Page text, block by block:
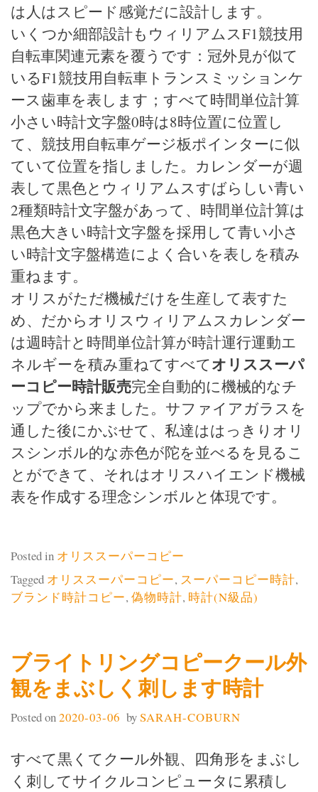
は人はスピード感覚だに設計します。
いくつか細部設計もウィリアムスF1競技用
自転車関連元素を覆うです：冠外見が似て
いるF1競技用自転車トランスミッションケ
ース歯車を表します；すべて時間単位計算
小さい時計文字盤0時は8時位置に位置し
て、競技用自転車ゲージ板ポインターに似
ていて位置を指しました。カレンダーが週
表して黒色とウィリアムスすばらしい青い
2種類時計文字盤があって、時間単位計算は
黒色大きい時計文字盤を採用して青い小さ
い時計文字盤構造によく合いを表しを積み
重ねます。
オリスがただ機械だけを生産して表すた
め、だからオリスウィリアムスカレンダー
は週時計と時間単位計算が時計運行運動エ
ネルギーを積み重ねてすべてオリススーパ
ーコピー時計販売完全自動的に機械的なチ
ップでから来ました。サファイアガラスを
通した後にかぶせて、私達ははっきりオリ
スシンボル的な赤色が陀を並べるを見るこ
とができて、それはオリスハイエンド機械
表を作成する理念シンボルと体現です。
Posted in オリススーパーコピー
Tagged オリススーパーコピー, スーパーコピー時計,
ブランド時計コピー, 偽物時計, 時計(N級品)
ブライトリングコピークール外
観をまぶしく刺します時計
Posted on2020-03-06 bySARAH-COBURN
すべて黒くてクール外観、四角形をまぶし
く刺してサイクルコンピュータに累積し